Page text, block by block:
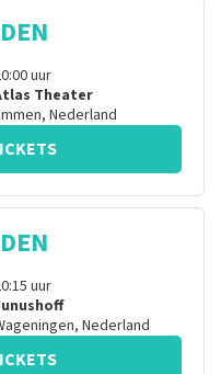
uur
Theater
, Nederland
uur
, Nederland